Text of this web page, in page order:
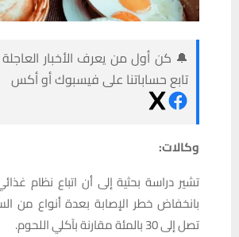
🔔 كن أول من يعرف الأخبار
تابع حساباتنا على فيسبوك أو أكس
وكالات:
تشير دراسة بحثية إلى أن اتباع نظام
بانخفاض خطر الإصابة بعدة أنواع من
تصل إلى 30 بالمئة مقارنة بآكلي اللحوم.